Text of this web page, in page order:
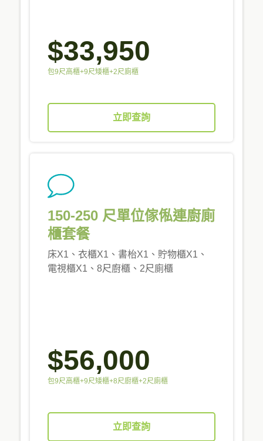
$33,950
包9尺高櫃+9尺矮櫃+2尺廁櫃
立即查詢
150-250 尺單位傢俬連廚廁
櫃套餐
床X1、衣櫃X1、書枱X1、貯物櫃X1、
電視櫃X1、8尺廚櫃、2尺廁櫃
$56,000
包9尺高櫃+9尺矮櫃+8尺廚櫃+2尺廁櫃
立即查詢